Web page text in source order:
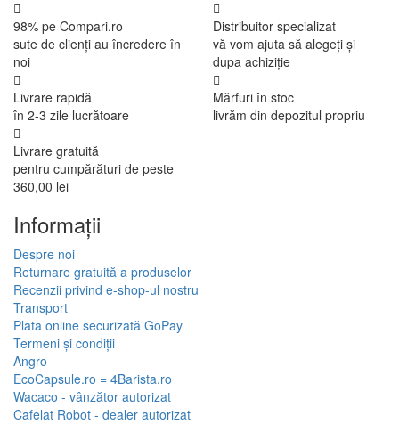
98% pe Compari.ro
sute de clienți au încredere în
noi
Distribuitor specializat
vă vom ajuta să alegeți și
dupa achiziție
Livrare rapidă
în 2-3 zile lucrătoare
Mărfuri în stoc
livrăm din depozitul propriu
Livrare gratuită
pentru cumpărături de peste
360,00 lei
Informaţii
Despre noi
Returnare gratuită a produselor
Recenzii privind e-shop-ul nostru
Transport
Plata online securizată GoPay
Termeni și condiții
Angro
EcoCapsule.ro = 4Barista.ro
Wacaco - vânzător autorizat
Cafelat Robot - dealer autorizat